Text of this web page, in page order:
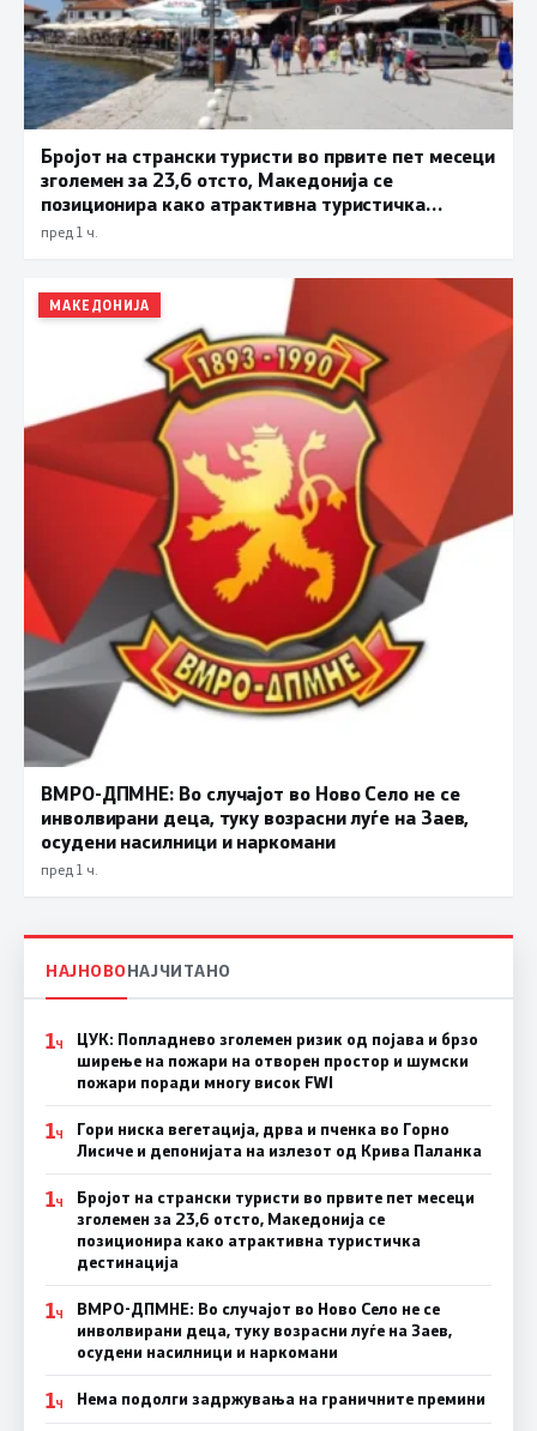
Бројот на странски туристи во првите пет месеци
зголемен за 23,6 отсто, Македонија се
позиционира како атрактивна туристичка
дестинација
пред 1 ч.
МАКЕДОНИЈА
ВМРО-ДПМНЕ: Во случајот во Ново Село не се
инволвирани деца, туку возрасни луѓе на Заев,
осудени насилници и наркомани
пред 1 ч.
НАЈНОВОНАЈЧИТАНО
1Ч
ЦУК: Попладнево зголемен ризик од појава и брзо
ширење на пожари на отворен простор и шумски
пожари поради многу висок FWI
1Ч
Гори ниска вегетација, дрва и пченка во Горно
Лисиче и депонијата на излезот од Крива Паланка
1Ч
Бројот на странски туристи во првите пет месеци
зголемен за 23,6 отсто, Македонија се
позиционира како атрактивна туристичка
дестинација
1Ч
ВМРО-ДПМНЕ: Во случајот во Ново Село не се
инволвирани деца, туку возрасни луѓе на Заев,
осудени насилници и наркомани
1Ч Нема подолги задржувања на граничните премини